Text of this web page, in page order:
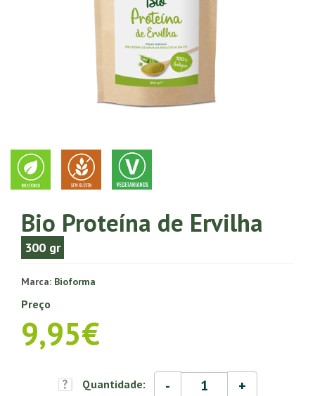
Bio Proteína de Ervilha
300 gr
Marca: Bioforma
Preço
9,95€
Quantidade: - +